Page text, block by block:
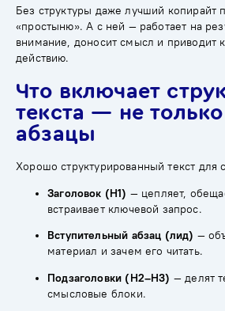
Без структуры даже лучший копирайт
«простыню». А с ней — работает на
внимание, доносит смысл и приводит
действию.
Что включает
текста — не только
абзацы
Хорошо структурированный текст для
Заголовок (H1) — цепляет,
встраивает ключевой запрос.
Вступительный абзац (лид) —
материал и зачем его читать.
Подзаголовки (H2–H3) — делят
смысловые блоки.